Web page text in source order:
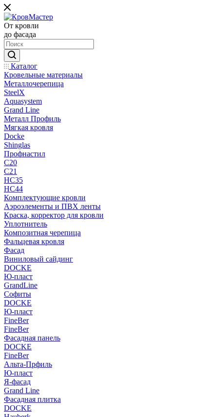
От кровли
до фасада
Каталог
Кровельные материалы
Металлочерепица
SteelX
Aquasystem
Grand Line
Металл Профиль
Мягкая кровля
Docke
Shinglas
Профнастил
C20
C21
НС35
НС44
Комплектующие кровли
Аэроэлементы и ПВХ ленты
Краска, корректор для кровли
Уплотнитель
Композитная черепица
Фальцевая кровля
Фасад
Виниловый сайдинг
DOCKE
Ю-пласт
GrandLine
Софиты
DOCKE
Ю-пласт
FineBer
FineBer
Фасадная панель
DOCKE
FineBer
Альта-Прфиль
Ю-пласт
Я-фасад
Grand Line
Фасадная плитка
DOCKE